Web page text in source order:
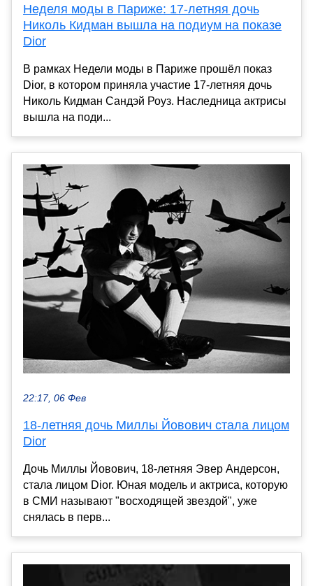
Неделя моды в Париже: 17-летняя дочь
Николь Кидман вышла на подиум на показе
Dior
В рамках Недели моды в Париже прошёл показ
Dior, в котором приняла участие 17-летняя дочь
Николь Кидман Сандэй Роуз. Наследница актрисы
вышла на поди...
22:17, 06 Фев
18-летняя дочь Миллы Йовович стала лицом
Dior
Дочь Миллы Йовович, 18-летняя Эвер Андерсон,
стала лицом Dior. Юная модель и актриса, которую
в СМИ называют "восходящей звездой", уже
снялась в перв...